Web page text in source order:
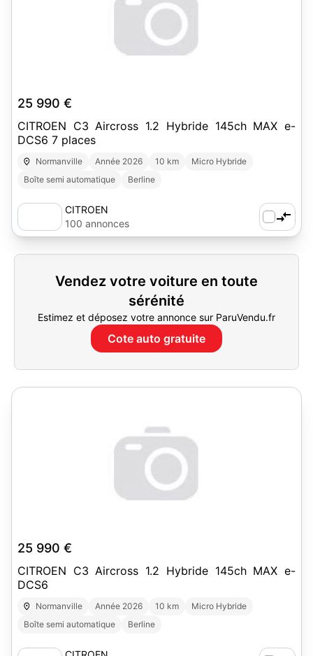
25 990 €
CITROEN C3 Aircross 1.2 Hybride 145ch MAX e-
DCS6 7 places
Normanville Année 2026 10 km
Micro Hybride
Boîte semi automatique
Berline
CITROEN
100 annonces
Vendez votre voiture en toute
sérénité
Estimez et déposez votre annonce sur ParuVendu.fr
Cote auto gratuite
25 990 €
CITROEN C3 Aircross 1.2 Hybride 145ch MAX e-
DCS6
Normanville Année 2026 10 km
Micro Hybride
Boîte semi automatique
Berline